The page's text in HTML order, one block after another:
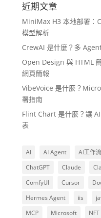
近期文章
MiniMax H3 本地部署：
模型解析
CrewAI 是什麼？多
Open Design 與 HTML
網頁簡報
VibeVoice 是什麼？
署指南
Flint Chart 是什麼？讓
表
AI AI Agent AI工作流
ChatGPT
Claude
ComfyUI
Cursor
Hermes Agent
iis
MCP
Microsoft NFT